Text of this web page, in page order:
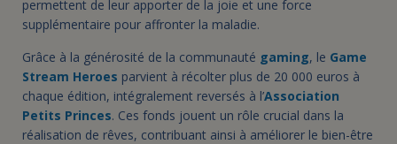
permettent de leur apporter de la joie et une force
supplémentaire pour affronter la maladie.
Grâce à la générosité de la communauté gaming, le Game
Stream Heroes parvient à récolter plus de 20 000 euros à
chaque édition, intégralement reversés à l’Association
Petits Princes. Ces fonds jouent un rôle crucial dans la
réalisation de rêves, contribuant ainsi à améliorer le bien-être